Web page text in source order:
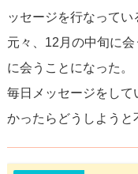
ッセージを行なってい
元々、12月の中旬に
に会うことになった。
毎日メッセージをし
かったらどうしようと